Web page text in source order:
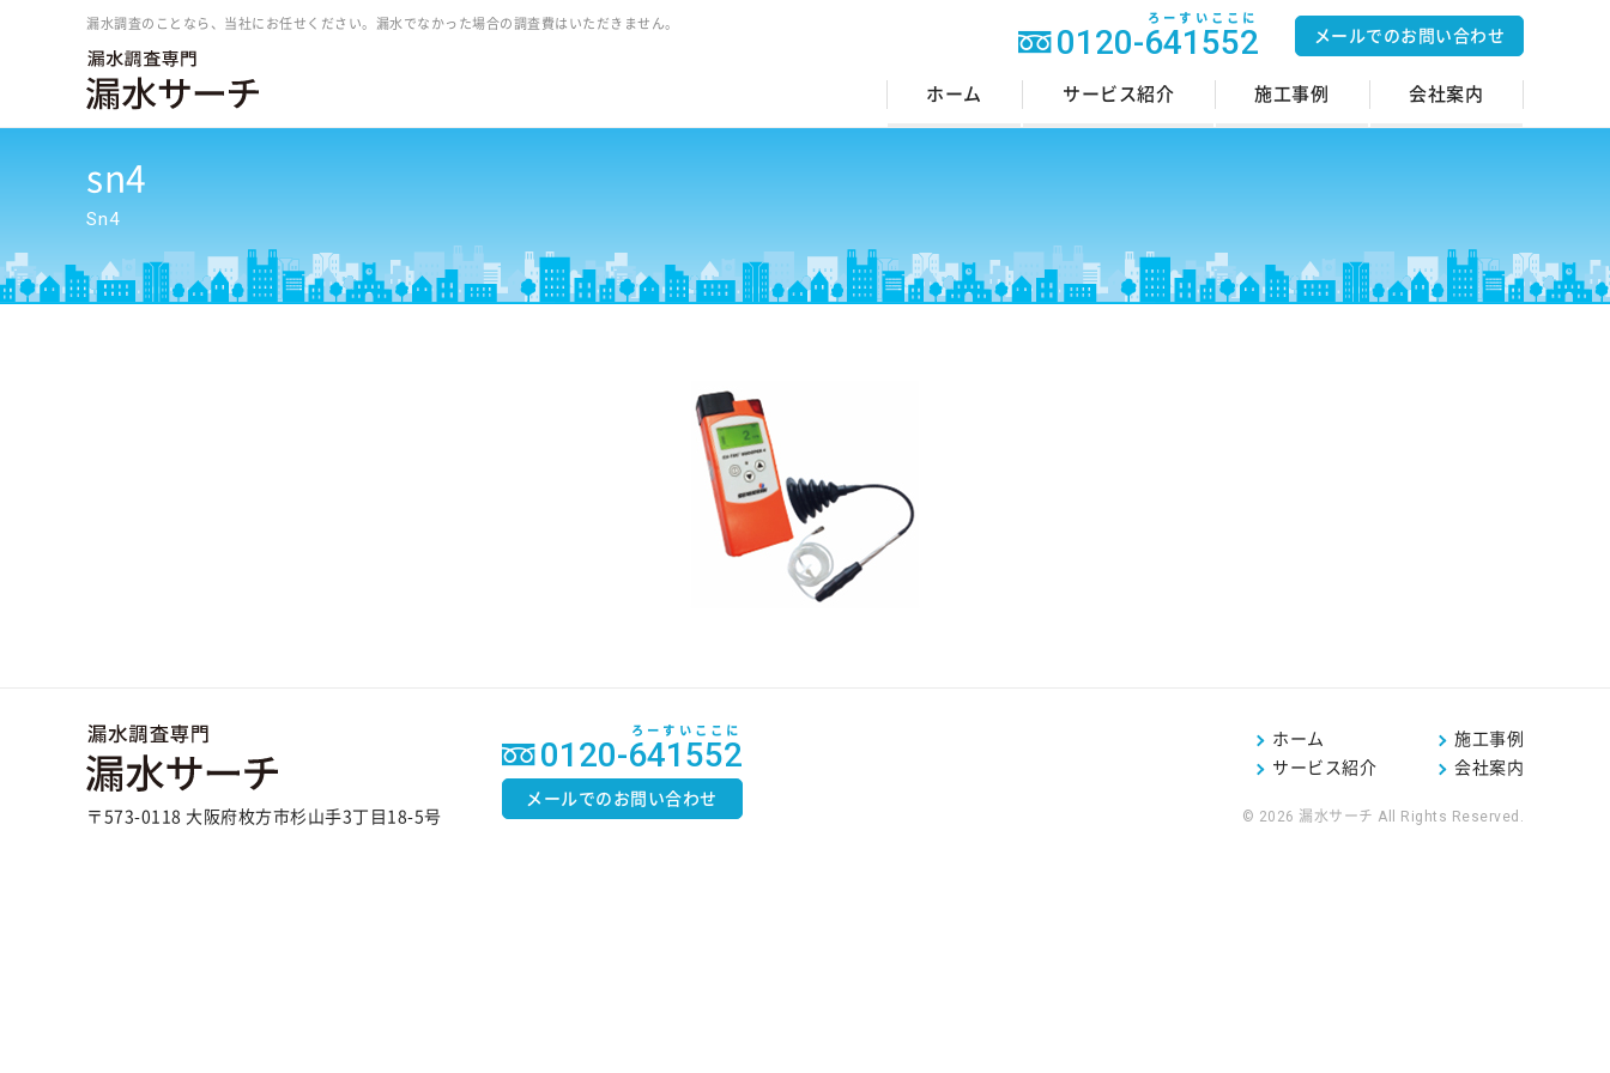
漏水調査のことなら、当社にお任せください。漏水でなかった場合の調査費はいただきません。 0120-641552
ろーすいここに
メールでのお問い合わせ
ホーム サービス紹介 施工事例 会社案内
sn4
Sn4
〒573-0118 大阪府枚方市杉山手3丁目18-5号
0120-641552
ろーすいここに
メールでのお問い合わせ
ホーム
サービス紹介
施工事例
会社案内
© 2026 漏水サーチ All Rights Reserved.